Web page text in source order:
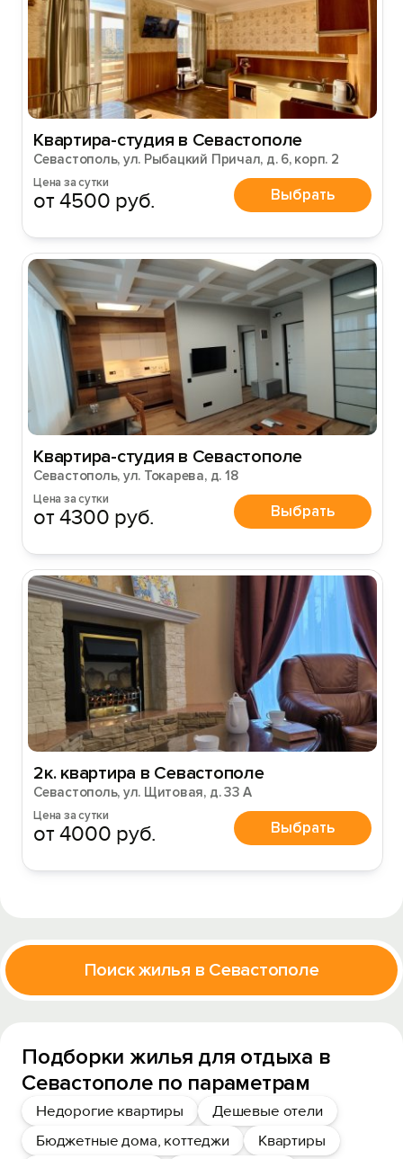
Квартира-студия в Севастополе
Севастополь, ул. Рыбацкий Причал, д. 6, корп. 2
Цена за сутки
от 4500 руб. Выбрать
Квартира-студия в Севастополе
Севастополь, ул. Токарева, д. 18
Цена за сутки
от 4300 руб. Выбрать
2к. квартира в Севастополе
Севастополь, ул. Щитовая, д. 33 А
Цена за сутки
от 4000 руб. Выбрать
Поиск жилья в Севастополе
Подборки жилья для отдыха в
Севастополе по параметрам
Недорогие квартиры
Дешевые отели
Бюджетные дома, коттеджи
Квартиры